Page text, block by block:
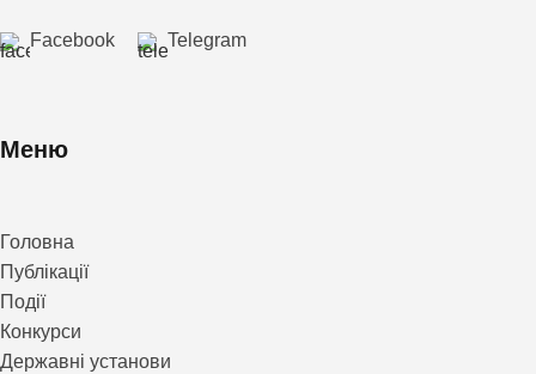
Facebook Telegram
Меню
Головна
Публікації
Події
Конкурси
Державні установи